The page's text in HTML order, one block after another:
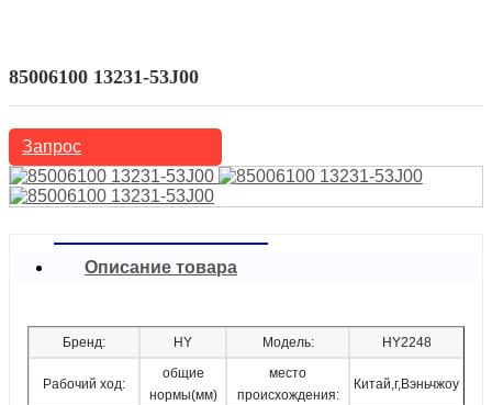
85006100 13231-53J00
Запрос
Описание товара
Бренд: HY Модель: HY2248
Рабочий ход:
общие
нормы(мм)
место
происхождения:
Китай,г,Вэньчжоу